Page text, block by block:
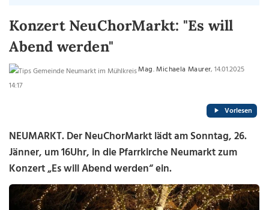
Konzert NeuChorMarkt: "Es will
Abend werden"
Mag. Michaela Maurer, 14.01.2025
14:17
Vorlesen
NEUMARKT. Der NeuChorMarkt lädt am Sonntag, 26.
Jänner, um 16Uhr, in die Pfarrkirche Neumarkt zum
Konzert „Es will Abend werden“ ein.